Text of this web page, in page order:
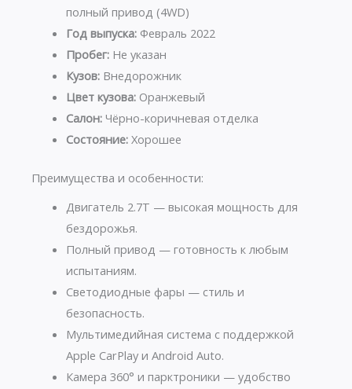
полный привод (4WD)
Год выпуска:Февраль 2022
Пробег:Не указан
Кузов:Внедорожник
Цвет кузова:Оранжевый
Салон:Чёрно-коричневая отделка
Состояние:Хорошее
Преимущества и особенности:
Двигатель 2.7T — высокая мощность для
бездорожья.
Полный привод — готовность к любым
испытаниям.
Светодиодные фары — стиль и
безопасность.
Мультимедийная система с поддержкой
Apple CarPlay и Android Auto.
Камера 360° и парктроники — удобство